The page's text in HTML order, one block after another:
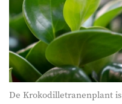
De Krokodilletranenplant is